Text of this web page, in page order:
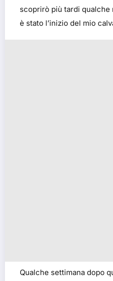
scoprirò più tardi
è stato l’inizio del mio
Qualche settimana dopo